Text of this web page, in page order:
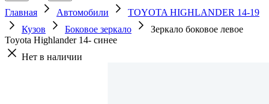
Главная Автомобили
TOYOTA HIGHLANDER 14-19
Кузов
Боковое зеркало
Зеркало боковое левое
Toyota Highlander 14- синее
Нет в наличии